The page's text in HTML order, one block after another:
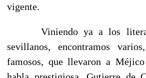
vigente.
Viniendo ya a los
sevillanos, encon­tramos
famosos, que llevaron a